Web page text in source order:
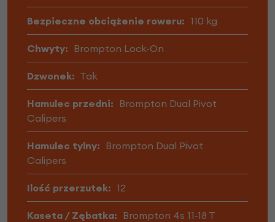
Bezpieczne obciążenie roweru: 110 kg
Chwyty: Brompton Lock-On
Dzwonek: Tak
Hamulec przedni: Brompton Dual Pivot
Calipers
Hamulec tylny: Brompton Dual Pivot
Calipers
Ilość przerzutek: 12
Kaseta / Zębatka: Brompton 4s 11-18 T